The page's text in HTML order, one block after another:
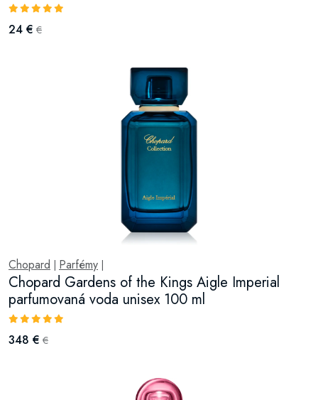
24 € €
Chopard Parfémy
Chopard Gardens of the Kings Aigle Imperial
parfumovaná voda unisex 100 ml
348 € €